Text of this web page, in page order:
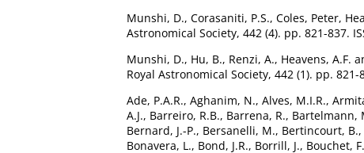
Munshi, D., Corasaniti, P.S., Coles, Peter,
Astronomical Society, 442 (4). pp. 821-837.
Munshi, D., Hu, B., Renzi, A., Heavens, A.F.
Royal Astronomical Society, 442 (1). pp. 821-
Ade, P.A.R., Aghanim, N., Alves, M.I.R.,
A.J., Barreiro, R.B., Barrena, R., Bartelmann,
Bernard, J.-P., Bersanelli, M., Bertincourt, B.,
Bonavera, L., Bond, J.R., Borrill, J., Bouchet,